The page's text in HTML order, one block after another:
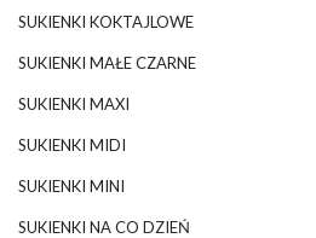
SUKIENKI KOKTAJLOWE
SUKIENKI MAŁE CZARNE
SUKIENKI MAXI
SUKIENKI MIDI
SUKIENKI MINI
SUKIENKI NA CO DZIEŃ